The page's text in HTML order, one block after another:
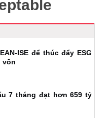
ISE để thúc đẩy ESG
vốn
7 tháng đạt hơn 659 tỷ